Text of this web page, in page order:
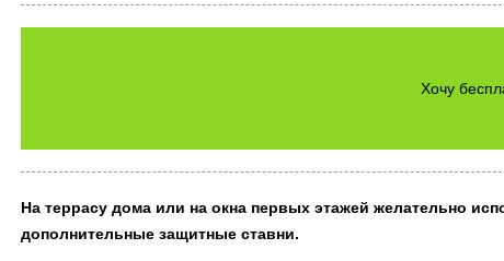
Хочу
На террасу дома или на окна первых этажей желательно
дополнительные защитные ставни.